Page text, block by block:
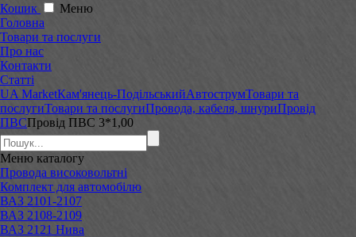
Кошик
Меню
Головна
Товари та послуги
Про нас
Контакти
Статті
UA MarketКам'янець-ПодільськийАвтострумТовари та
послугиТовари та послугиПровода, кабеля, шнуриПровід
ПВСПровід ПВС 3*1,00
Меню каталогу
Провода високовольтні
Комплект для автомобілю
ВАЗ 2101-2107
ВАЗ 2108-2109
ВАЗ 2121 Нива